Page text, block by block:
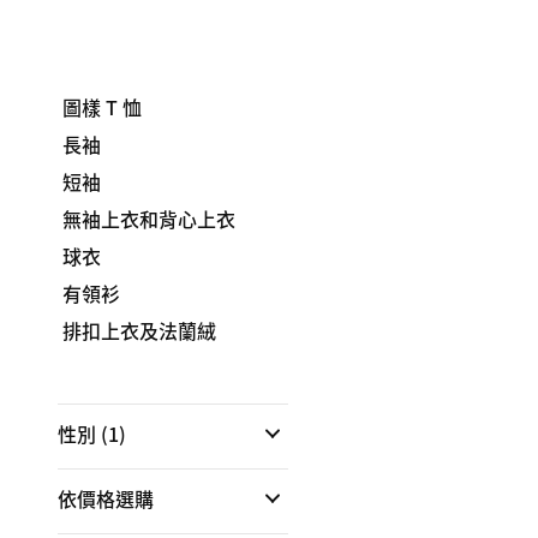
圖樣 T 恤
長袖
短袖
無袖上衣和背心上衣
球衣
有領衫
排扣上衣及法蘭絨
性別 (1)
依價格選購